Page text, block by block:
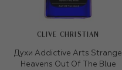
CLIVE CHRISTIAN
Духи Addictive Arts Strange
Heavens Out Of The Blue